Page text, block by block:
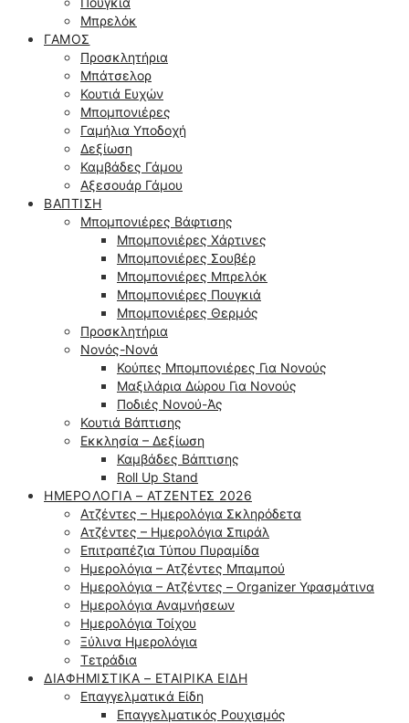
Μπρελόκ
ΓΆΜΟΣ
Προσκλητήρια
Μπάτσελορ
Κουτιά Ευχών
Μπομπονιέρες
Γαμήλια Υποδοχή
Δεξίωση
Καμβάδες Γάμου
Αξεσουάρ Γάμου
ΒΆΠΤΙΣΗ
Μπομπονιέρες Βάφτισης
Μπομπονιέρες Χάρτινες
Μπομπονιέρες Σουβέρ
Μπομπονιέρες Μπρελόκ
Μπομπονιέρες Πουγκιά
Μπομπονιέρες Θερμός
Προσκλητήρια
Νονός-Νονά
Κούπες Μπομπονιέρες Για Νονούς
Μαξιλάρια Δώρου Για Νονούς
Ποδιές Νονού-Άς
Κουτιά Βάπτισης
Εκκλησία – Δεξίωση
Καμβάδες Βάπτισης
Roll Up Stand
ΗΜΕΡΟΛΌΓΙΑ – ΑΤΖΈΝΤΕΣ 2026
Ατζέντες – Ημερολόγια Σκληρόδετα
Ατζέντες – Ημερολόγια Σπιράλ
Επιτραπέζια Τύπου Πυραμίδα
Ημερολόγια – Ατζέντες Μπαμπού
Ημερολόγια – Ατζέντες – Organizer Υφασμάτινα
Ημερολόγια Αναμνήσεων
Ημερολόγια Τοίχου
Ξύλινα Ημερολόγια
Τετράδια
ΔΙΑΦΗΜΙΣΤΙΚΆ – ΕΤΑΙΡΙΚΆ ΕΊΔΗ
Επαγγελματικά Είδη
Επαγγελματικός Ρουχισμός